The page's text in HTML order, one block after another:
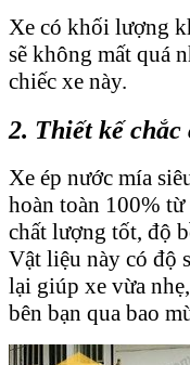
Xe có khối lượng
sẽ không mất quá
chiếc xe này.
2. Thiết kế
Xe ép nước mía
hoàn toàn 100%
chất lượng tốt, độ
Vật liệu này có độ
lại giúp xe vừa
bên bạn qua bao